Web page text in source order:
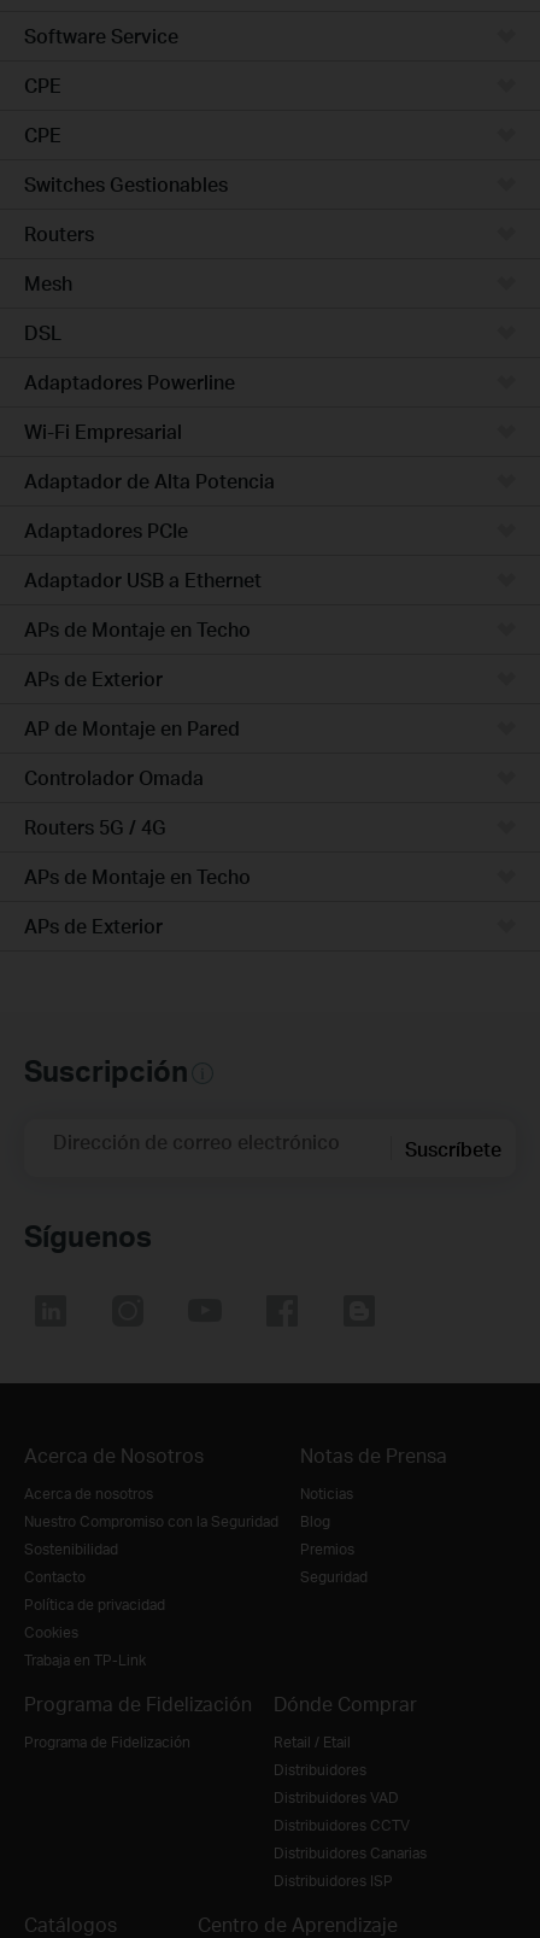
Software Service
CPE
CPE
Switches Gestionables
Routers
Mesh
DSL
Adaptadores Powerline
Wi-Fi Empresarial
Adaptador de Alta Potencia
Adaptadores PCIe
Adaptador USB a Ethernet
APs de Montaje en Techo
APs de Exterior
AP de Montaje en Pared
Controlador Omada
Routers 5G / 4G
APs de Montaje en Techo
APs de Exterior
Suscripción
Dirección de correo electrónico Suscríbete
Síguenos
Acerca de Nosotros
Acerca de nosotros
Nuestro Compromiso con la Seguridad
Sostenibilidad
Contacto
Política de privacidad
Cookies
Trabaja en TP-Link
Notas de Prensa
Noticias
Blog
Premios
Seguridad
Programa de Fidelización
Programa de Fidelización
Dónde Comprar
Retail / Etail
Distribuidores
Distribuidores VAD
Distribuidores CCTV
Distribuidores Canarias
Distribuidores ISP
Catálogos Centro de Aprendizaje